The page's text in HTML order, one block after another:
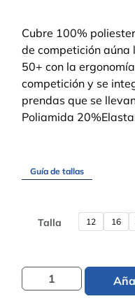
Cubre 100%
de competición aúna
50+ con la
competición y se
prendas que se
Poliamida
Guía de tallas
Talla 12 16